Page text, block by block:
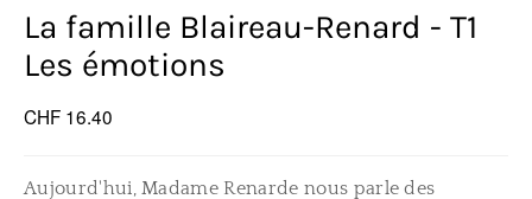
La famille Blaireau-Renard - T1
Les émotions
CHF 16.40
Aujourd'hui, Madame Renarde nous parle des